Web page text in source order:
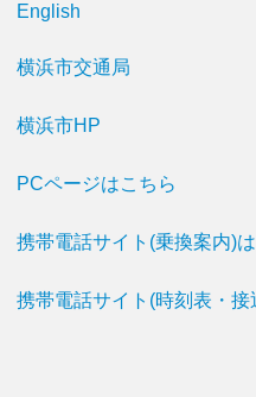
English
横浜市交通局
横浜市HP
PCページはこちら
携帯電話サイト(乗換案内)
携帯電話サイト(時刻表・接